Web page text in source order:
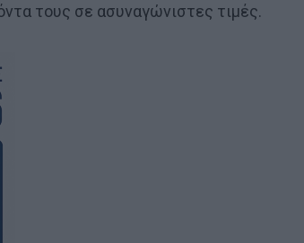
τους σε ασυναγώνιστες τιμές.